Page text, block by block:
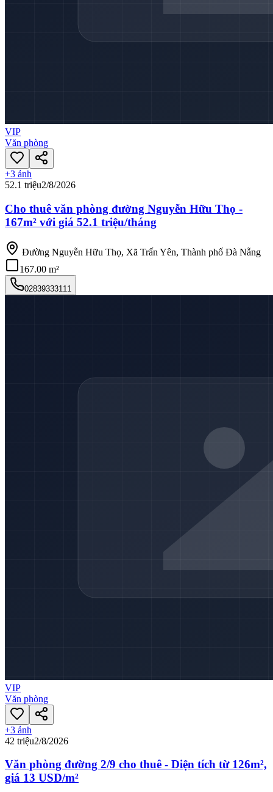
VIP
Văn phòng
+3 ảnh
52.1 triệu2/8/2026
Cho thuê văn phòng đường Nguyễn Hữu Thọ -
167m² với giá 52.1 triệu/tháng
Đường Nguyễn Hữu Thọ, Xã Trấn Yên, Thành phố Đà Nẵng
167.00 m²
02839333111
VIP
Văn phòng
+3 ảnh
42 triệu2/8/2026
Văn phòng đường 2/9 cho thuê - Diện tích từ 126m²,
giá 13 USD/m²